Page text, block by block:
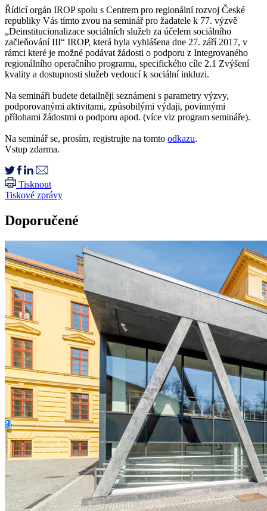
Řídicí orgán IROP spolu s Centrem pro regionální rozvoj České
republiky Vás tímto zvou na seminář pro žadatele k 77. výzvě
„Deinstitucionalizace sociálních služeb za účelem sociálního
začleňování III“ IROP, která byla vyhlášena dne 27. září 2017, v
rámci které je možné podávat žádosti o podporu z Integrovaného
regionálního operačního programu, specifického cíle 2.1 Zvýšení
kvality a dostupnosti služeb vedoucí k sociální inkluzi.
Na semináři budete detailněji seznámeni s parametry výzvy,
podporovanými aktivitami, způsobilými výdaji, povinnými
přílohami žádostmi o podporu apod. (více viz program semináře).
Na seminář se, prosím, registrujte na tomto odkazu.
Vstup zdarma.
Tisknout
Tiskové zprávy
Doporučené